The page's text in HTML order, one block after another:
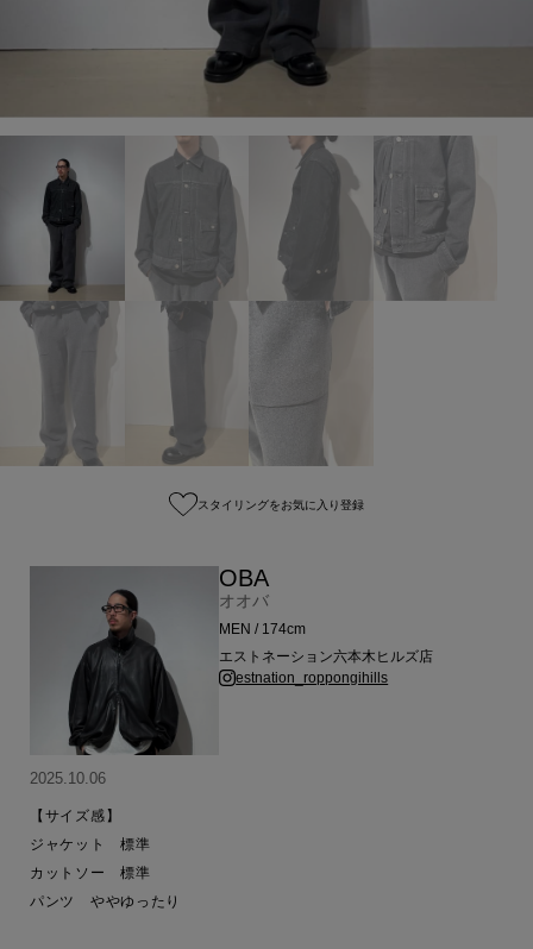
スタイリングをお気に入り登録
OBA
オオバ
MEN / 174cm
エストネーション六本木ヒルズ店
estnation_roppongihills
2025.10.06
【サイズ感】
ジャケット　標準
カットソー　標準
パンツ　ややゆったり